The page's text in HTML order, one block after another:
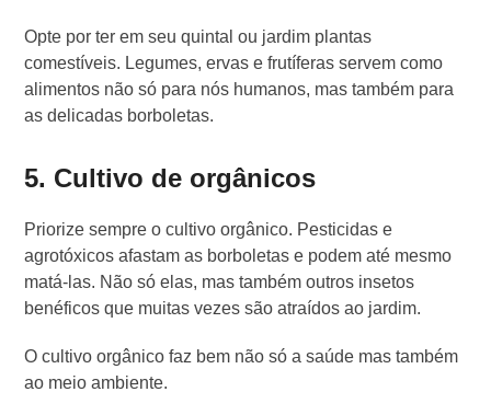
Opte por ter em seu quintal ou jardim plantas
comestíveis. Legumes, ervas e frutíferas servem como
alimentos não só para nós humanos, mas também para
as delicadas borboletas.
5. Cultivo de orgânicos
Priorize sempre o cultivo orgânico. Pesticidas e
agrotóxicos afastam as borboletas e podem até mesmo
matá-las. Não só elas, mas também outros insetos
benéficos que muitas vezes são atraídos ao jardim.
O cultivo orgânico faz bem não só a saúde mas também
ao meio ambiente.